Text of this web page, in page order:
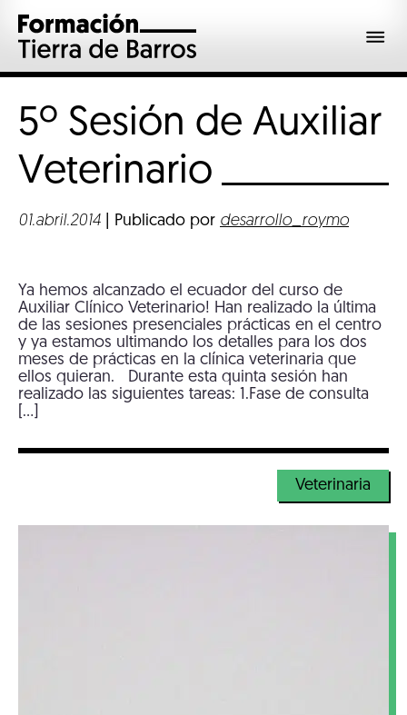
5º Sesión de Auxiliar
Veterinario
01.abril.2014 | Publicado por desarrollo_roymo
Ya hemos alcanzado el ecuador del curso de
Auxiliar Clínico Veterinario! Han realizado la última
de las sesiones presenciales prácticas en el centro
y ya estamos ultimando los detalles para los dos
meses de prácticas en la clínica veterinaria que
ellos quieran. Durante esta quinta sesión han
realizado las siguientes tareas: 1.Fase de consulta
[…]
Veterinaria